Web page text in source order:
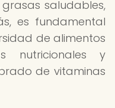
saludables,
es fundamental
de alimentos
nutricionales y
de vitaminas